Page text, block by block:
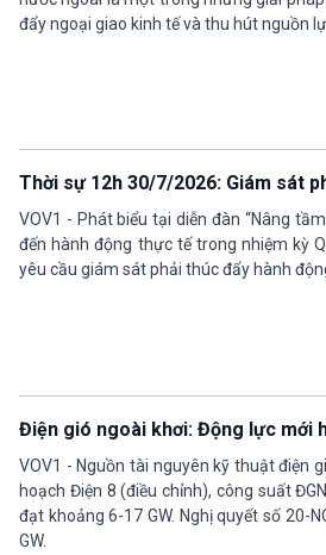
đẩy ngoại giao kinh tế và thu hút nguồn
Thời sự 12h 30/7/2026: Giám sát
VOV1 - Phát biểu tại diễn đàn “Nâng
đến hành động thực tế trong nhiệm kỳ
yêu cầu giám sát phải thúc đẩy hành
Điện gió ngoài khơi: Động lực mới
VOV1 - Nguồn tài nguyên kỹ thuật điện
hoạch Điện 8 (điều chỉnh), công suất
đạt khoảng 6-17 GW. Nghị quyết số 20-
GW.